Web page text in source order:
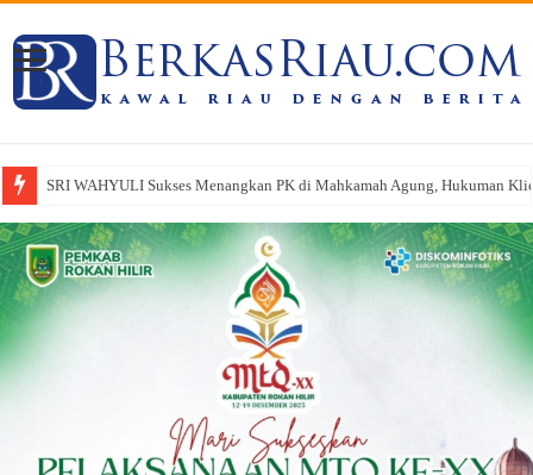
SRI WAHYULI Sukses Menangkan PK di Mahkamah Agung, Hukuman